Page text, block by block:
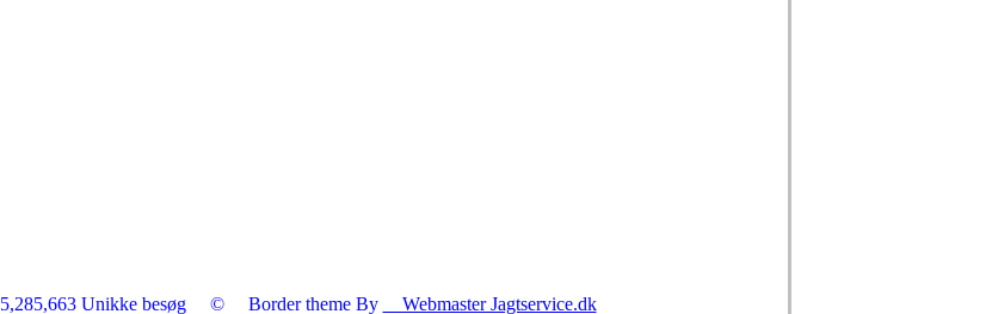
5,285,663 Unikke besøg © Border theme By Webmaster Jagtservice.dk